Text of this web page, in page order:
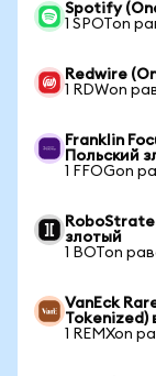
Spotify
1 SPOTon
Redwire
1 RDWon
Franklin
Польский
1 FFOGon
злотый
1 BOTon
VanEck
Tokenized)
1 REMXon